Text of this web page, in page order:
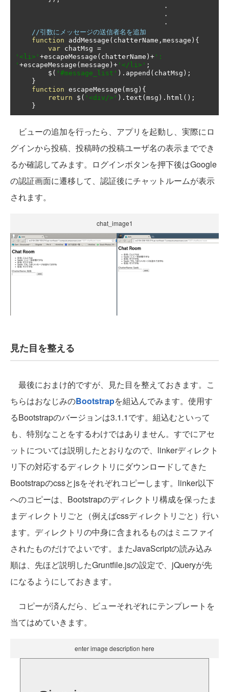
・
・
・
//引数にメッセージの送信者名を追加
function addMessage ( chatterName , message ){
var chatMsg =
'<li>' +escapeMessage ( chatterName )+ ':
' +escapeMessage ( message )+ '</li>' ;
        $
( '#message_list' ). append ( chatMsg );
}
function escapeMessage ( msg ){
return $ ( '<div/>' ). text ( msg ). html ();
}
ビューの追加を行ったら、アプリを起動し、実際にロ
グインから投稿、投稿時の投稿ユーザ名の表示まででき
るか確認してみます。ログインボタンを押下後はGoogle
の認証画面に遷移して、認証後にチャットルームが表示
されます。
chat_image1
見た目を整える
最後におまけ的ですが、見た目を整えておきます。こ
ちらはおなじみのBootstrapを組込んでみます。使用す
るBootstrapのバージョンは3.1.1です。組込むといって
も、特別なことをするわけではありません。すでにアセ
ットについては説明したとおりなので、linkerディレクト
リ下の対応するディレクトリにダウンロードしてきた
Bootstrapのcssとjsをそれぞれコピーします。linker以下
へのコピーは、Bootstrapのディレクトリ構成を保ったま
まディレクトリごと（例えばcssディレクトリごと）行い
ます。ディレクトリの中身に含まれるものはミニファイ
されたものだけでよいです。またJavaScriptの読み込み
順は、先ほど説明したGruntfile.jsの設定で、jQueryが先
になるようにしておきます。
コピーが済んだら、ビューそれぞれにテンプレートを
当てはめていきます。
enter image description here